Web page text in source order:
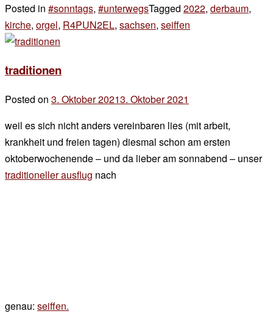
Posted in #sonntags, #unterwegsTagged 2022, derbaum,
kirche, orgel, R4PUN2EL, sachsen, seiffen
traditionen
Posted on 3. Oktober 20213. Oktober 2021
chef
weil es sich nicht anders vereinbaren lies (mit arbeit,
krankheit und freien tagen) diesmal schon am ersten
oktoberwochenende – und da lieber am sonnabend – unser
traditioneller ausflug nach
genau: seiffen.